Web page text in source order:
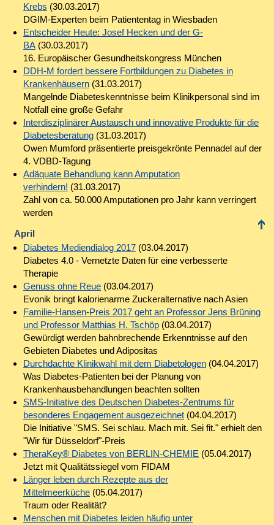
Krebs (30.03.2017)
DGIM-Experten beim Patiententag in Wiesbaden
Entscheider Heute: Josef Hecken und der G-
BA(30.03.2017)
16. Europäischer Gesundheitskongress München
DDH-M fordert bessere Fortbildungen zu Diabetes in
Krankenhäusern(31.03.2017)
Mangelnde Diabeteskenntnisse beim Klinikpersonal sind im
Notfall eine große Gefahr
Interdisziplinärer Austausch und innovative Produkte für die
Diabetesberatung(31.03.2017)
Owen Mumford präsentierte preisgekrönte Pennadel auf der
4. VDBD-Tagung
Adäquate Behandlung kann Amputation
verhindern! (31.03.2017)
Zahl von ca. 50.000 Amputationen pro Jahr kann verringert
werden
April
Diabetes Mediendialog 2017(03.04.2017)
Diabetes 4.0 - Vernetzte Daten für eine verbesserte
Therapie
Genuss ohne Reue(03.04.2017)
Evonik bringt kalorienarme Zuckeralternative nach Asien
Familie-Hansen-Preis 2017 geht an Professor Jens Brüning
und Professor Matthias H. Tschöp(03.04.2017)
Gewürdigt werden bahnbrechende Erkenntnisse auf den
Gebieten Diabetes und Adipositas
Durchdachte Klinikwahl mit dem Diabetologen(04.04.2017)
Was Diabetes-Patienten bei der Planung von
Krankenhausbehandlungen beachten sollten
SMS-Initiative des Deutschen Diabetes-Zentrums für
besonderes Engagement ausgezeichnet(04.04.2017)
Die Initiative "SMS. Sei schlau. Mach mit. Sei fit." erhielt den
"Wir für Düsseldorf"-Preis
TheraKey® Diabetes von BERLIN-CHEMIE (05.04.2017)
Jetzt mit Qualitätssiegel vom FIDAM
Länger leben durch Rezepte aus der
Mittelmeerküche(05.04.2017)
Traum oder Realität?
Menschen mit Diabetes leiden häufig unter